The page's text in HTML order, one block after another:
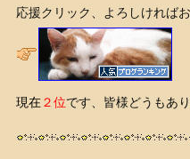
応援クリック、よろしければ
現在２位です、皆様どうもあ